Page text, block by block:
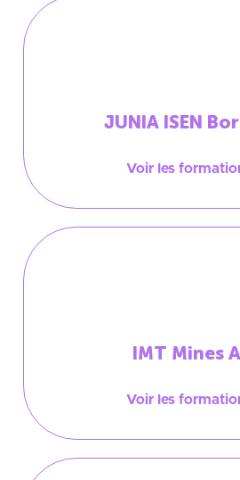
JUNIA ISEN
Voir les
IMT Mines
Voir les